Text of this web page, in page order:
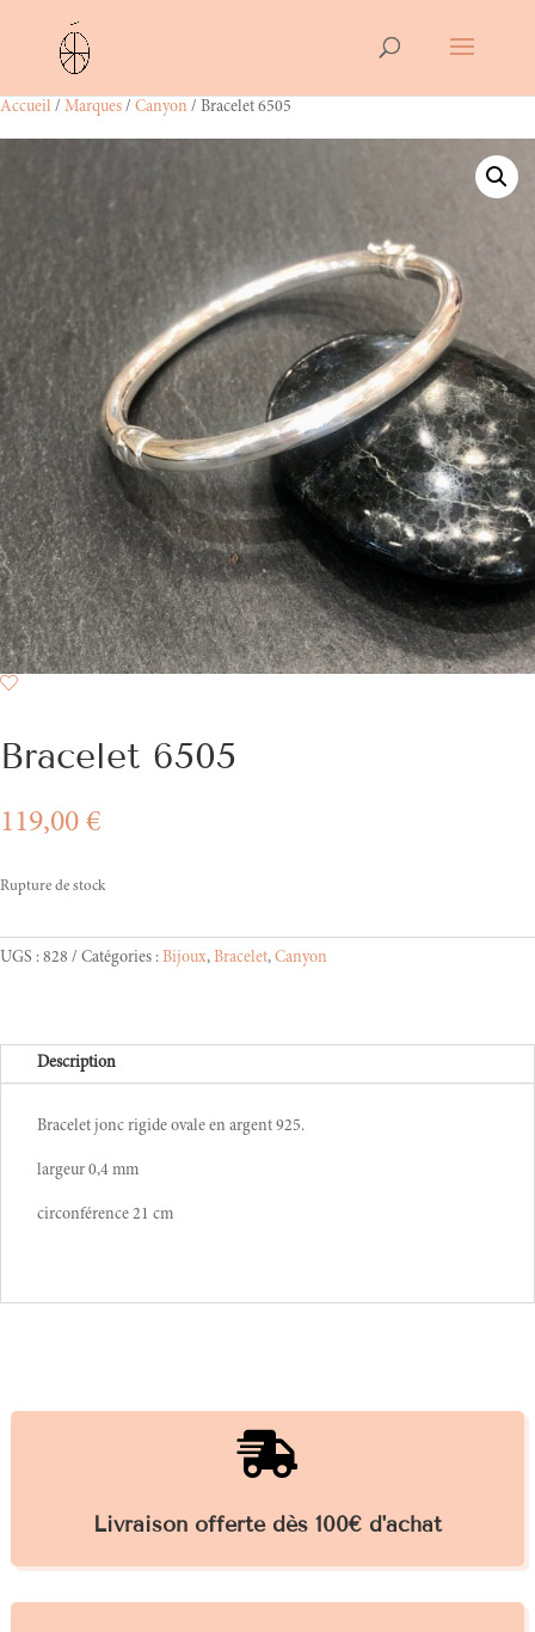
Accueil / Marques / Canyon / Bracelet 6505
Bracelet 6505
119,00 €
Rupture de stock
UGS : 828 Catégories : Bijoux, Bracelet, Canyon
Description
Bracelet jonc rigide ovale en argent 925.
largeur 0,4 mm
circonférence 21 cm

Livraison offerte dès 100€ d'achat